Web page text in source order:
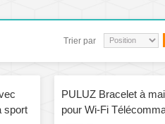
Trier par
sport
PULUZ Bracelet à
pour Wi-Fi